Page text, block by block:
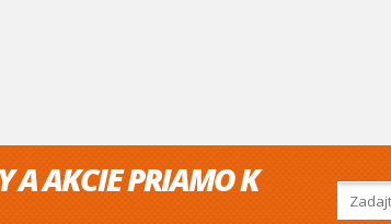
A AKCIE PRIAMO K